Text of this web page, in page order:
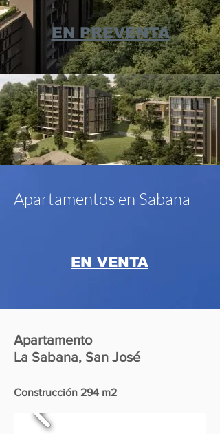
EN PREVENTA
Apartamentos en Sabana
EN VENTA
Apartamento
La Sabana, San José
Construcción 294 m2